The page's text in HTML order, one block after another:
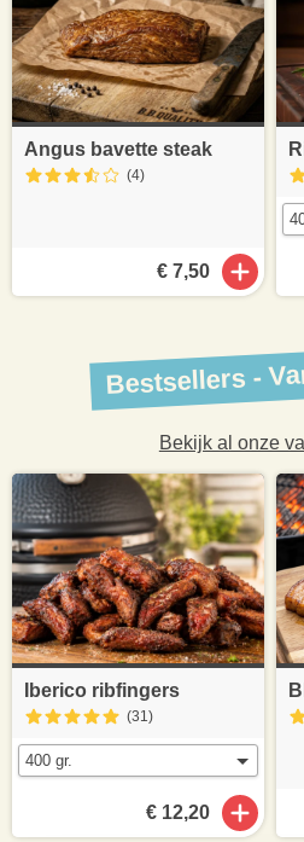
Angus bavette steak
(4)
€ 7,50
Bestsellers -
Bekijk al onze
Iberico ribfingers
(31)
€ 12,20